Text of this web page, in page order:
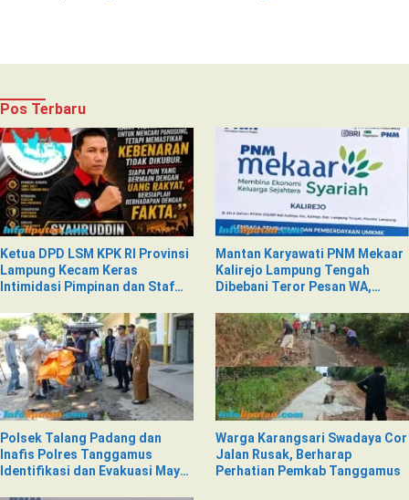
Pos Terbaru
Ketua DPD LSM KPK RI Provinsi
Lampung Kecam Keras
Intimidasi Pimpinan dan Staf
Nad
Mantan Karyawati PNM Mekaar
Kalirejo Lampung Tengah
Dibebani Teror Pesan WA,
Polsek Talang Padang dan
Inafis Polres Tanggamus
Identifikasi dan Evakuasi Mayat
Warga Karangsari Swadaya Cor
Jalan Rusak, Berharap
Perhatian Pemkab Tanggamus